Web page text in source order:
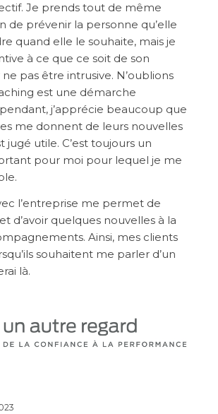
Je prends tout de même
de prévenir la personne qu’elle
quand elle le souhaite, mais je
à ce que ce soit de son
pas être intrusive. N’oublions
est une démarche
j’apprécie beaucoup que
me donnent de leurs nouvelles
jugé utile. C’est toujours un
pour moi pour lequel je me
l’entreprise me permet de
d’avoir quelques nouvelles à la
Ainsi, mes clients
souhaitent me parler d’un
là.